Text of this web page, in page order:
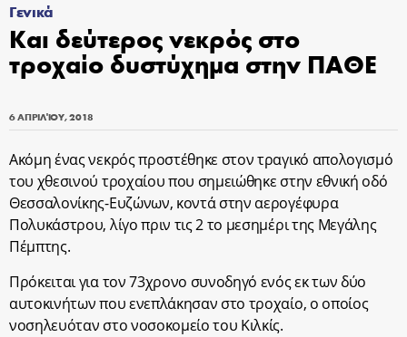
Γενικά
Και δεύτερος νεκρός στο
τροχαίο δυστύχημα στην ΠΑΘΕ
6 ΑΠΡΙΛΊΟΥ, 2018
Ακόμη ένας νεκρός προστέθηκε στον τραγικό απολογισμό
του χθεσινού τροχαίου που σημειώθηκε στην εθνική οδό
Θεσσαλονίκης-Ευζώνων, κοντά στην αερογέφυρα
Πολυκάστρου, λίγο πριν τις 2 το μεσημέρι της Μεγάλης
Πέμπτης.
Πρόκειται για τον 73χρονο συνοδηγό ενός εκ των δύο
αυτοκινήτων που ενεπλάκησαν στο τροχαίο, ο οποίος
νοσηλευόταν στο νοσοκομείο του Κιλκίς.